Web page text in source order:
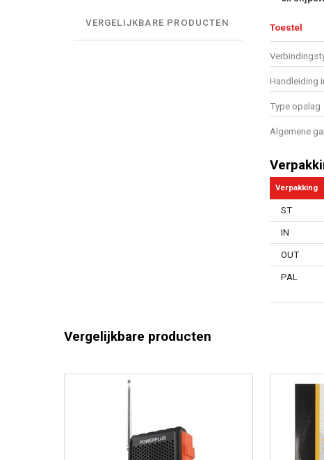
VERGELIJKBARE PRODUCTEN Toestel
Handleiding
Type opslag
Algemene
Verpakking
ST
IN
OUT
PAL
Vergelijkbare producten